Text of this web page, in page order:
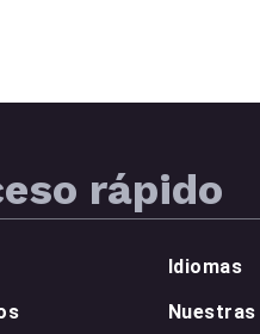
rápido
Idiomas